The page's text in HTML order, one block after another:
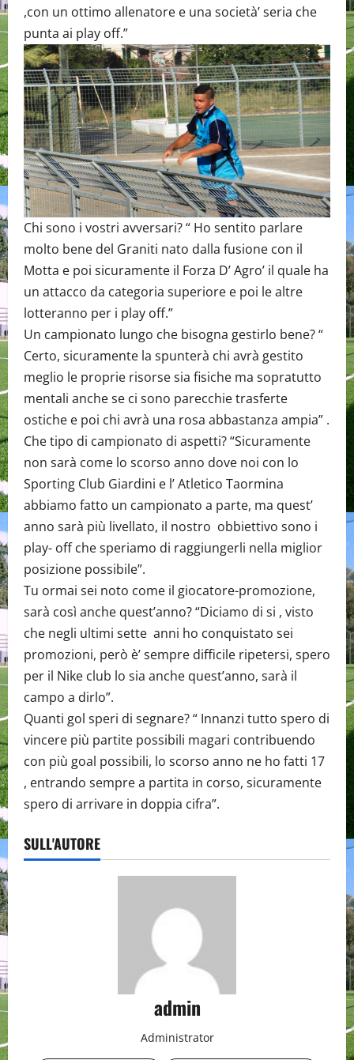
,con un ottimo allenatore e una società’ seria che
punta ai play off.”
Chi sono i vostri avversari? “ Ho sentito parlare
molto bene del Graniti nato dalla fusione con il
Motta e poi sicuramente il Forza D’ Agro’ il quale ha
un attacco da categoria superiore e poi le altre
lotteranno per i play off.”
Un campionato lungo che bisogna gestirlo bene? “
Certo, sicuramente la spunterà chi avrà gestito
meglio le proprie risorse sia fisiche ma sopratutto
mentali anche se ci sono parecchie trasferte
ostiche e poi chi avrà una rosa abbastanza ampia” .
Che tipo di campionato di aspetti? “Sicuramente
non sarà come lo scorso anno dove noi con lo
Sporting Club Giardini e l’ Atletico Taormina
abbiamo fatto un campionato a parte, ma quest’
anno sarà più livellato, il nostro obbiettivo sono i
play- off che speriamo di raggiungerli nella miglior
posizione possibile”.
Tu ormai sei noto come il giocatore-promozione,
sarà così anche quest’anno? “Diciamo di si , visto
che negli ultimi sette anni ho conquistato sei
promozioni, però è’ sempre difficile ripetersi, spero
per il Nike club lo sia anche quest’anno, sarà il
campo a dirlo”.
Quanti gol speri di segnare? “ Innanzi tutto spero di
vincere più partite possibili magari contribuendo
con più goal possibili, lo scorso anno ne ho fatti 17
, entrando sempre a partita in corso, sicuramente
spero di arrivare in doppia cifra”.
SULL'AUTORE
admin
Administrator